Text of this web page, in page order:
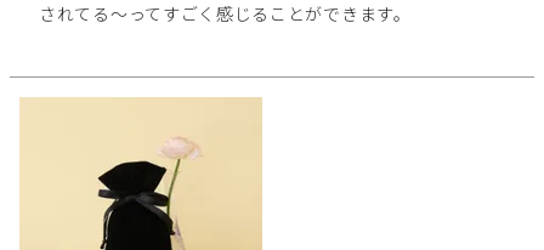
されてる〜ってすごく感じることができます。